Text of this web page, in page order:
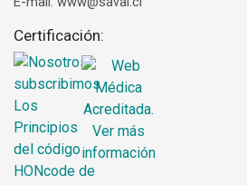
Certificación: